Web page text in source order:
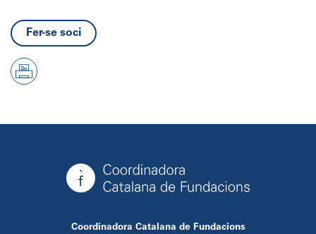
Fer-se soci
Coordinadora Catalana de Fundacions